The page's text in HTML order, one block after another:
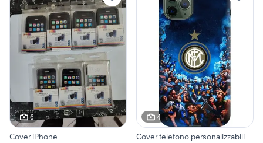
6
Cover iPhone
4
Cover telefono personalizzabili